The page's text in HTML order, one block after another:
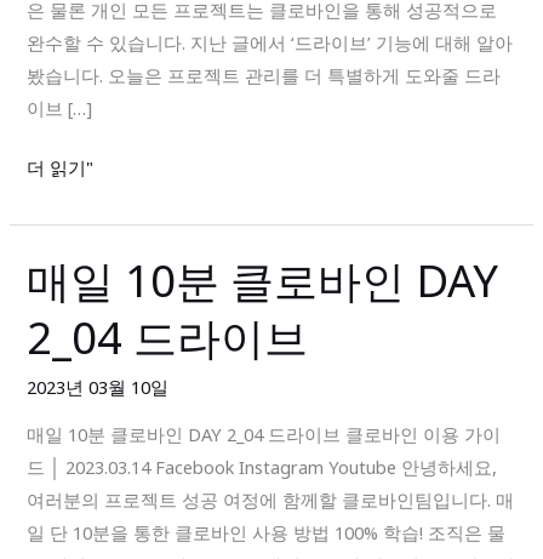
은 물론 개인 모든 프로젝트는 클로바인을 통해 성공적으로
완수할 수 있습니다. 지난 글에서 ‘드라이브’ 기능에 대해 알아
봤습니다. 오늘은 프로젝트 관리를 더 특별하게 도와줄 드라
이브 […]
2_05
드
라
이
활
더 읽기"
매일 10분 클로바인 DAY
2_04 드라이브
2023년 03월 10일
매일 10분 클로바인 DAY 2_04 드라이브 클로바인 이용 가이
드 │ 2023.03.14 Facebook Instagram Youtube 안녕하세요,
여러분의 프로젝트 성공 여정에 함께할 클로바인팀입니다. 매
일 단 10분을 통한 클로바인 사용 방법 100% 학습! 조직은 물
매
일
10
클
로
바
인
DAY